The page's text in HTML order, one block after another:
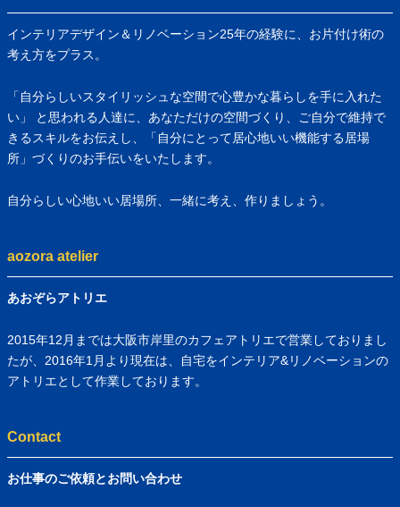
インテリアデザイン＆リノベーション25年の経験に、お片付け術の
考え方をプラス。
「自分らしいスタイリッシュな空間で心豊かな暮らしを手に入れた
い」 と思われる人達に、あなただけの空間づくり、ご自分で維持で
きるスキルをお伝えし、「自分にとって居心地いい機能する居場
所」づくりのお手伝いをいたします。
自分らしい心地いい居場所、一緒に考え、作りましょう。
aozora atelier
あおぞらアトリエ
2015年12月までは大阪市岸里のカフェアトリエで営業しておりまし
たが、2016年1月より現在は、自宅をインテリア&リノベーションの
アトリエとして作業しております。
Contact
お仕事のご依頼とお問い合わせ